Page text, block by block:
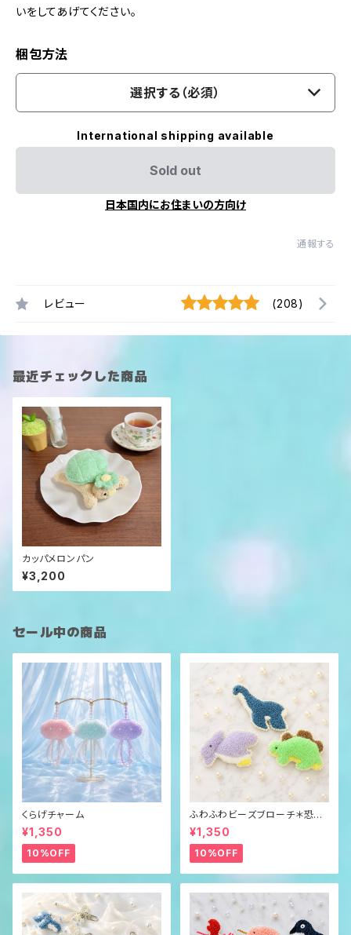
いをしてあげてください。
梱包方法
選択する（必須）
International shipping available
Sold out
日本国内にお住まいの方向け
通報する
レビュー (208)
最近チェックした商品
カッパメロンパン
¥3,200
セール中の商品
くらげチャーム
¥1,350
10%OFF
ふわふわビーズブローチ＊恐
竜？＊
¥1,350
10%OFF